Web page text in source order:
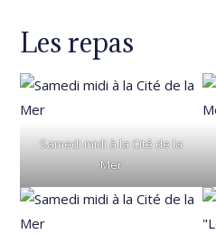
Les repas
Samedi midi à la Cité de la
Mer